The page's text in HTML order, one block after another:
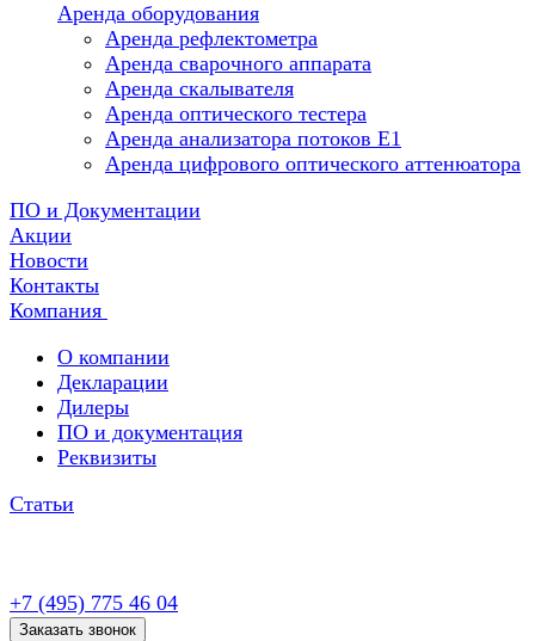
Аренда оборудования
Аренда рефлектометра
Аренда сварочного аппарата
Аренда скалывателя
Аренда оптического тестера
Аренда анализатора потоков Е1
Аренда цифрового оптического аттенюатора
ПО и Документации
Акции
Новости
Контакты
Компания
О компании
Декларации
Дилеры
ПО и документация
Реквизиты
Статьи
+7 (495) 775 46 04
Заказать звонок